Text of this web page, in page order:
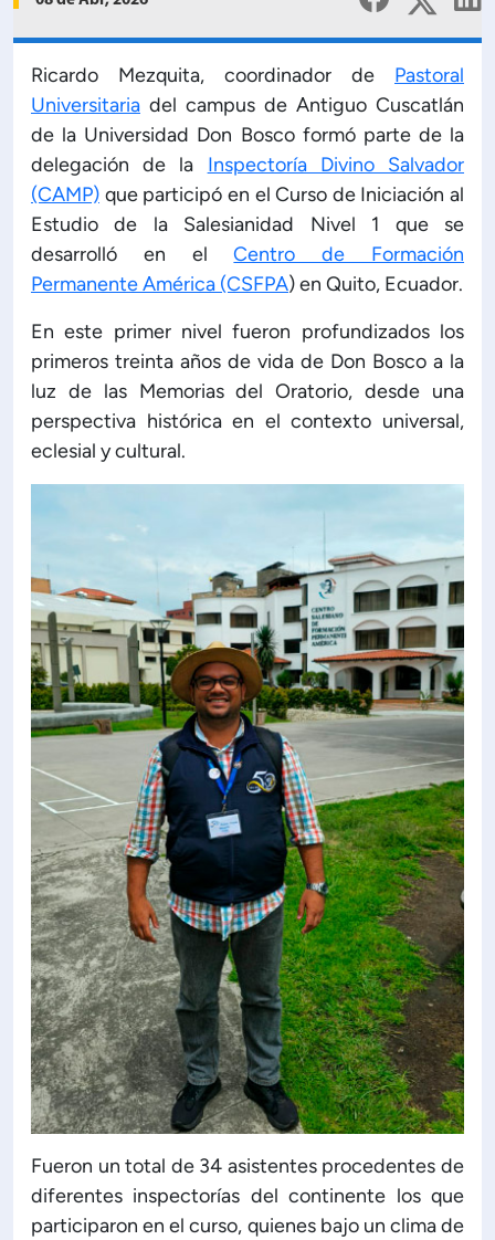
Capacitación Institucional
Estructura organizativa
Rector
Académica
Secretaría General
de Administración y Finanzas
Profesional e Internacionalización
Calidad Académica
Políticas institucionales
Acreditaciones
Boletín de noticias
Línea de tiempo
Publicaciones
Ricardo Mezquita, coordinador de Pastoral
Universitaria del campus de Antiguo Cuscatlán
de la Universidad Don Bosco formó parte de la
delegación de la Inspectoría Divino Salvador
(CAMP) que participó en el Curso de Iniciación al
Estudio de la Salesianidad Nivel 1 que se
desarrolló en elCentro de Formación
Permanente América (CSFPA) en Quito, Ecuador.
En este primer nivel fueron profundizados los
primeros treinta años de vida de Don Bosco a la
luz de las Memorias del Oratorio, desde una
perspectiva histórica en el contexto universal,
eclesial y cultural.
Fueron un total de 34 asistentes procedentes de
diferentes inspectorías del continente los que
participaron en el curso, quienes bajo un clima de